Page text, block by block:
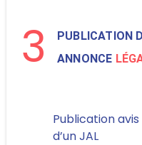
3
PUBLICATION
ANNONCE
Publication
d’un JAL